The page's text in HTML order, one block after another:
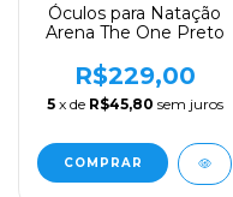
Óculos para Natação
Arena The One Preto
R$229,00
5 x de R$45,80 sem juros